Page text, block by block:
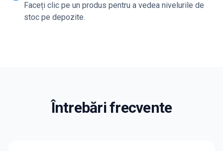
Faceți clic pe un produs pentru a vedea nivelurile de
stoc pe depozite.
Întrebări frecvente